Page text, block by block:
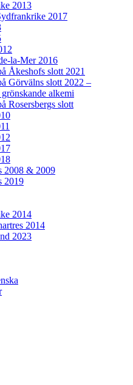
2013
2017
la-Mer 2016
Åkeshofs slott 2021
Görvälns slott 2022 –
alkemi
Rosersbergs slott
2008 & 2009
2019
2014
2014
2023